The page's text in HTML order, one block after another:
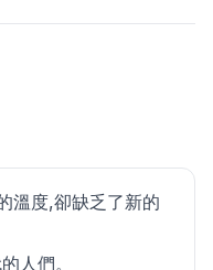
溫度,卻缺乏了新的
人們。